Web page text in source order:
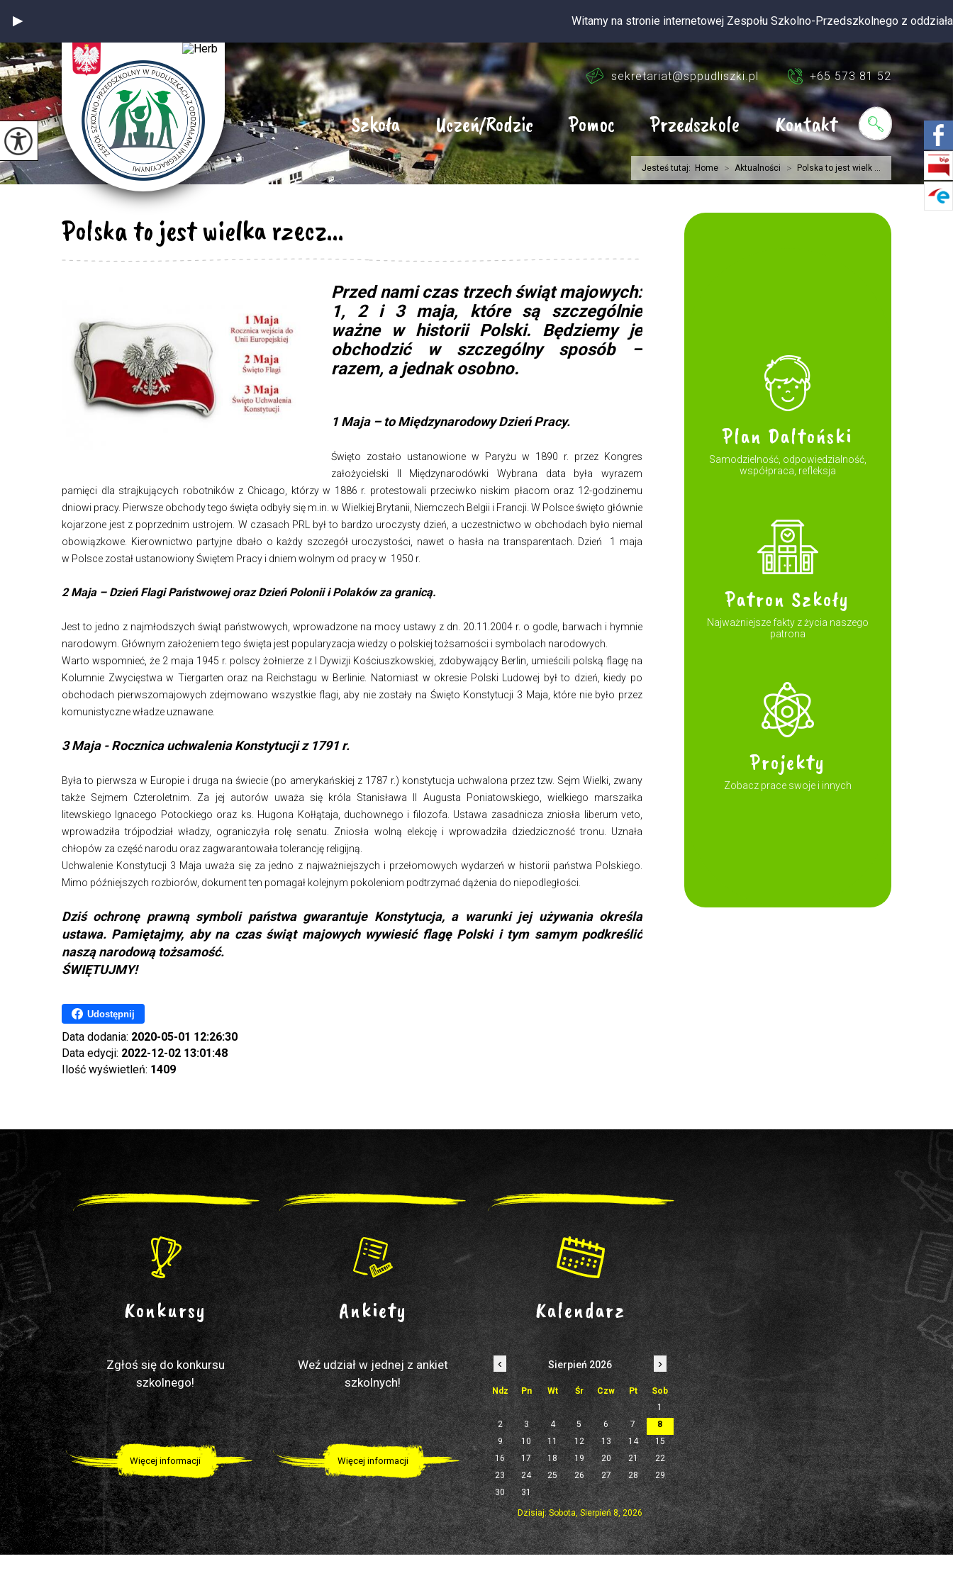
Witamy na stronie internetowej Zespołu Szkolno-Przedszkolnego z oddziałami
sekretariat@sppudliszki.pl +65 573 81 52
Szkoła Uczeń/Rodzic Pomoc Przedszkole Kontakt
Jesteś tutaj: Home > Aktualności > Polska to jest wielk ...
Polska to jest wielka rzecz...
Przed nami czas trzech świąt majowych:
1, 2 i 3 maja, które są szczególnie
ważne w historii Polski. Będziemy je
obchodzić w szczególny sposób –
razem, a jednak osobno.
1 Maja – to Międzynarodowy Dzień Pracy.
Święto zostało ustanowione w Paryżu w 1890 r. przez Kongres
założycielski II Międzynarodówki Wybrana data była wyrazem
pamięci dla strajkujących robotników z Chicago, którzy w 1886 r. protestowali przeciwko niskim płacom oraz 12-godzinemu
dniowi pracy. Pierwsze obchody tego święta odbyły się m.in. w Wielkiej Brytanii, Niemczech Belgii i Francji. W Polsce święto głównie
kojarzone jest z poprzednim ustrojem. W czasach PRL był to bardzo uroczysty dzień, a uczestnictwo w obchodach było niemal
obowiązkowe. Kierownictwo partyjne dbało o każdy szczegół uroczystości, nawet o hasła na transparentach. Dzień 1 maja
w Polsce został ustanowiony Świętem Pracy i dniem wolnym od pracy w 1950 r.
2 Maja – Dzień Flagi Państwowej oraz Dzień Polonii i Polaków za granicą.
Jest to jedno z najmłodszych świąt państwowych, wprowadzone na mocy ustawy z dn. 20.11.2004 r. o godle, barwach i hymnie
narodowym. Głównym założeniem tego święta jest popularyzacja wiedzy o polskiej tożsamości i symbolach narodowych.
Warto wspomnieć, że 2 maja 1945 r. polscy żołnierze z I Dywizji Kościuszkowskiej, zdobywający Berlin, umieścili polską flagę na
Kolumnie Zwycięstwa w Tiergarten oraz na Reichstagu w Berlinie. Natomiast w okresie Polski Ludowej był to dzień, kiedy po
obchodach pierwszomajowych zdejmowano wszystkie flagi, aby nie zostały na Święto Konstytucji 3 Maja, które nie było przez
komunistyczne władze uznawane.
3 Maja - Rocznica uchwalenia Konstytucji z 1791 r.
Była to pierwsza w Europie i druga na świecie (po amerykańskiej z 1787 r.) konstytucja uchwalona przez tzw. Sejm Wielki, zwany
także Sejmem Czteroletnim. Za jej autorów uważa się króla Stanisława II Augusta Poniatowskiego, wielkiego marszałka
litewskiego Ignacego Potockiego oraz ks. Hugona Kołłątaja, duchownego i filozofa. Ustawa zasadnicza zniosła liberum veto,
wprowadziła trójpodział władzy, ograniczyła rolę senatu. Zniosła wolną elekcję i wprowadziła dziedziczność tronu. Uznała
chłopów za część narodu oraz zagwarantowała tolerancję religijną.
Uchwalenie Konstytucji 3 Maja uważa się za jedno z najważniejszych i przełomowych wydarzeń w historii państwa Polskiego.
Mimo późniejszych rozbiorów, dokument ten pomagał kolejnym pokoleniom podtrzymać dążenia do niepodległości.
Dziś ochronę prawną symboli państwa gwarantuje Konstytucja, a warunki jej używania określa
ustawa. Pamiętajmy, aby na czas świąt majowych wywiesić flagę Polski i tym samym podkreślić
naszą narodową tożsamość.
ŚWIĘTUJMY!
Udostępnij
Data dodania: 2020-05-01 12:26:30
Data edycji: 2022-12-02 13:01:48
Ilość wyświetleń: 1409
Plan Daltoński
Samodzielność, odpowiedzialność,
współpraca, refleksja
Patron Szkoły
Najważniejsze fakty z życia naszego
patrona
Projekty
Zobacz prace swoje i innych
Konkursy
Zgłoś się do konkursu
szkolnego!
Więcej informacji
Ankiety
Weź udział w jednej z ankiet
szkolnych!
Więcej informacji
Kalendarz
‹ Sierpień 2026 ›
Ndz Pn Wt Śr Czw Pt
Sob
1
2
3 4 5 6 7
8
9
10 11 12 13 14
15
16
17 18 19 20 21
22
23
24 25 26 27 28
29
30
31
Dzisiaj: Sobota, Sierpień 8, 2026